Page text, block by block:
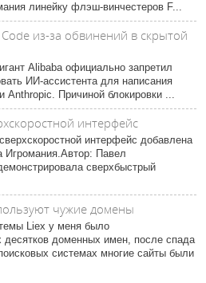
линейку флэш-винчестеров F...
из-за обвинений в скрытой
Alibaba официально запретил
ИИ-ассистента для написания
Anthropic. Причиной блокировки ...
интерфейс
интерфейс добавлена
Игромания.Автор: Павел
сверхбыстрый
чужие домены
Liex у меня было
десятков доменных имен, после спада
системах многие сайты были